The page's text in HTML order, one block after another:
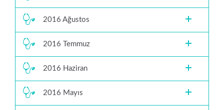
2016 Ağustos
2016 Temmuz
2016 Haziran
2016 Mayıs